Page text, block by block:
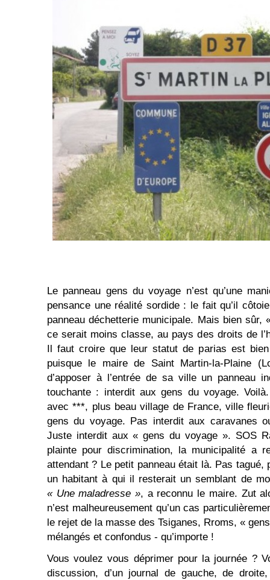
Le panneau gens du voyage n’est qu’une
pensance une réalité sordide : le fait qu’il
panneau déchetterie municipale. Mais bien sûr,
ce serait moins classe, au pays des droits de
Il faut croire que leur statut de parias est
puisque le maire de Saint Martin-la-Plaine
d’apposer à l’entrée de sa ville un panneau
touchante : interdit aux gens du voyage.
avec ***, plus beau village de France, ville
gens du voyage. Pas interdit aux caravanes
Juste interdit aux « gens du voyage ». SOS
plainte pour discrimination, la municipalité a
attendant ? Le petit panneau était là. Pas tagué,
un habitant à qui il resterait un semblant de
« Une maladresse », a reconnu le maire. Zut
n’est malheureusement qu’un cas
le rejet de la masse des Tsiganes, Rroms, «
mélangés et confondus - qu’importe !
Vous voulez vous déprimer pour la journée ?
discussion, d’un journal de gauche, de